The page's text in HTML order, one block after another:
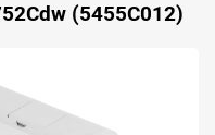
(5455C012)